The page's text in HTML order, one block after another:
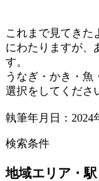
これまで見てきた
にわたりますが、
す。
うなぎ・かき・魚
選択をしてくださ
執筆年月日：2024
検索条件
地域エリア・駅